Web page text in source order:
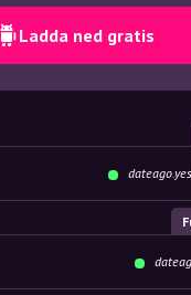
Ladda ned gratis